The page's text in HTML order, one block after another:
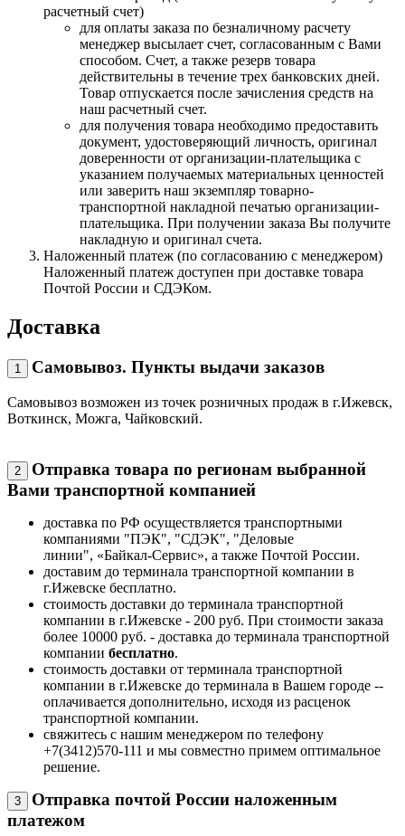
расчетный счет)
для оплаты заказа по безналичному расчету
менеджер высылает счет, согласованным с Вами
способом. Счет, а также резерв товара
действительны в течение трех банковских дней.
Товар отпускается после зачисления средств на
наш расчетный счет.
для получения товара необходимо предоставить
документ, удостоверяющий личность, оригинал
доверенности от организации-плательщика с
указанием получаемых материальных ценностей
или заверить наш экземпляр товарно-
транспортной накладной печатью организации-
плательщика. При получении заказа Вы получите
накладную и оригинал счета.
Наложенный платеж (по согласованию с менеджером)
Наложенный платеж доступен при доставке товара
Почтой России и СДЭКом.
Доставка
1 Самовывоз. Пункты выдачи заказов
Самовывоз возможен из точек розничных продаж в г.Ижевск,
Воткинск, Можга, Чайковский.
2
Отправка товара по регионам выбранной
Вами транспортной компанией
доставка по РФ осуществляется транспортными
компаниями "ПЭК", "СДЭК", "Деловые
линии", «Байкал-Сервис», а также Почтой России.
доставим до терминала транспортной компании в
г.Ижевске бесплатно.
стоимость доставки до терминала транспортной
компании в г.Ижевске - 200 руб. При стоимости заказа
более 10000 руб. - доставка до терминала транспортной
компании бесплатно.
стоимость доставки от терминала транспортной
компании в г.Ижевске до терминала в Вашем городе --
оплачивается дополнительно, исходя из расценок
транспортной компании.
свяжитесь с нашим менеджером по телефону
+7(3412)570-111 и мы совместно примем оптимальное
решение.
3
Отправка почтой России наложенным
платежом